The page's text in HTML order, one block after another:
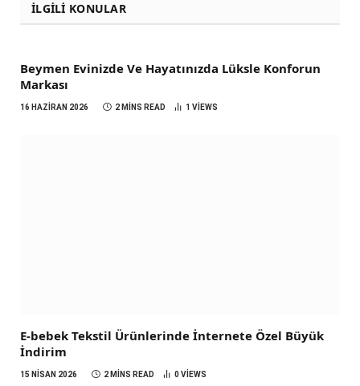
İLGILI KONULAR
Beymen Evinizde Ve Hayatınızda Lüksle Konforun
Markası
16 HAZIRAN 2026 2 MINS READ 1 VIEWS
E-bebek Tekstil Ürünlerinde İnternete Özel Büyük
İndirim
15 NISAN 2026 2 MINS READ 0 VIEWS